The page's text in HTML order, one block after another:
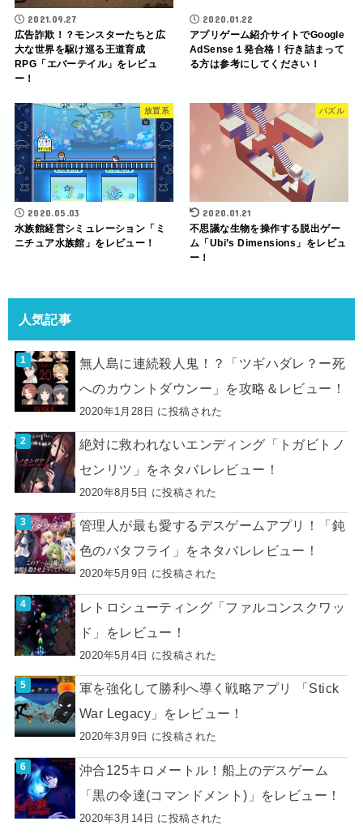
2021.09.27
広告詐欺！？モンスターたちと広
大な世界を駆け巡る王道育成
RPG「エバーテイル」をレビュ
ー！
2020.01.22
アプリゲーム紹介サイトでGoogle
AdSense１発合格！行き詰まって
る方は参考にしてください！
放置系
2020.05.03
水族館経営シミュレーション「ミ
ニチュア水族館」をレビュー！
パズル
2020.01.21
不思議な生物を操作する脱出ゲー
ム「Ubi’s Dimensions」をレビュ
ー！
人気記事
無人島に連続殺人鬼！？「ツギハダレ？ー死
へのカウントダウンー」を攻略＆レビュー！
2020年1月28日 に投稿された
絶対に救われないエンディング「トガビトノ
センリツ」をネタバレレビュー！
2020年8月5日 に投稿された
管理人が最も愛するデスゲームアプリ！「鈍
色のバタフライ」をネタバレレビュー！
2020年5月9日 に投稿された
レトロシューティング「ファルコンスクワッ
ド」をレビュー！
2020年5月4日 に投稿された
軍を強化して勝利へ導く戦略アプリ 「Stick
War Legacy」をレビュー！
2020年3月9日 に投稿された
沖合125キロメートル！船上のデスゲーム
「黒の令達(コマンドメント)」をレビュー！
2020年3月14日 に投稿された